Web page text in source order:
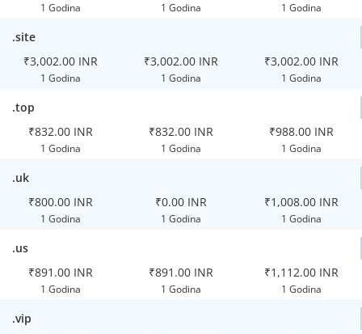
1 Godina 1 Godina 1 Godina
.site
₹3,002.00 INR
1 Godina
₹3,002.00 INR
1 Godina
₹3,002.00 INR
1 Godina
.top
₹832.00 INR
1 Godina
₹832.00 INR
1 Godina
₹988.00 INR
1 Godina
.uk
₹800.00 INR
1 Godina
₹0.00 INR
1 Godina
₹1,008.00 INR
1 Godina
.us
₹891.00 INR
1 Godina
₹891.00 INR
1 Godina
₹1,112.00 INR
1 Godina
.vip